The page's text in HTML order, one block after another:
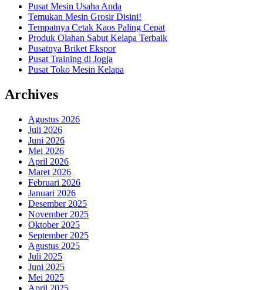
Pusat Mesin Usaha Anda
Temukan Mesin Grosir Disini!
Tempatnya Cetak Kaos Paling Cepat
Produk Olahan Sabut Kelapa Terbaik
Pusatnya Briket Ekspor
Pusat Training di Jogja
Pusat Toko Mesin Kelapa
Archives
Agustus 2026
Juli 2026
Juni 2026
Mei 2026
April 2026
Maret 2026
Februari 2026
Januari 2026
Desember 2025
November 2025
Oktober 2025
September 2025
Agustus 2025
Juli 2025
Juni 2025
Mei 2025
April 2025